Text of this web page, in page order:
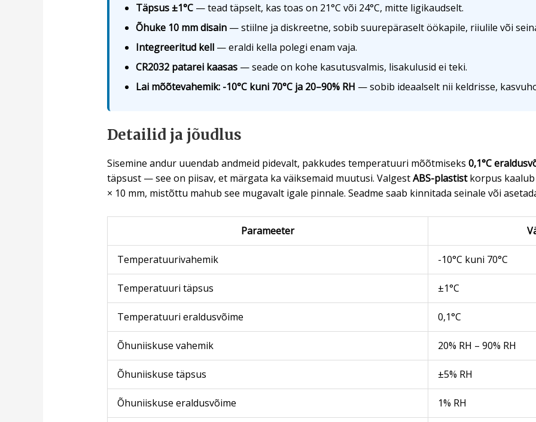
Täpsus ±1°C— tead täpselt, kas toas on 21°C või 24°C, mitte ligikaudselt.
Õhuke 10 mm disain— stiilne ja diskreetne, sobib suurepäraselt öökapile, riiulile või
Integreeritud kell— eraldi kella polegi enam vaja.
CR2032 patarei kaasas— seade on kohe kasutusvalmis, lisakulusid ei teki.
Lai mõõtevahemik: -10°C kuni 70°C ja 20–90% RH — sobib ideaalselt nii keldrisse,
Detailid ja jõudlus
Sisemine andur uuendab andmeid pidevalt, pakkudes temperatuuri mõõtmiseks 0,1°C
täpsust — see on piisav, et märgata ka väiksemaid muutusi. ValgestABS-plastistkorpus kaalub
× 10 mm, mistõttu mahub see mugavalt igale pinnale. Seadme saab kinnitada seinale või
Parameeter
Temperatuurivahemik -10°C kuni 70°C
Temperatuuri täpsus ±1°C
Temperatuuri eraldusvõime 0,1°C
Õhuniiskuse vahemik 20% RH – 90% RH
Õhuniiskuse täpsus ±5% RH
Õhuniiskuse eraldusvõime 1% RH